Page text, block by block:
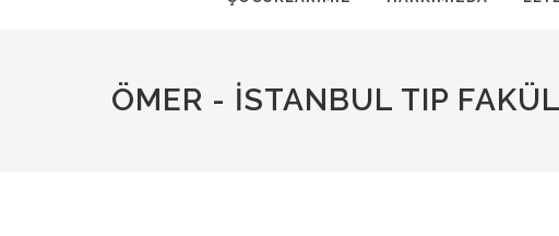
ÖMER - İSTANBUL TIP